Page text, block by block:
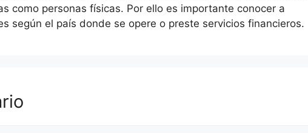
como personas físicas. Por ello es importante conocer a
según el país donde se opere o preste servicios financieros.